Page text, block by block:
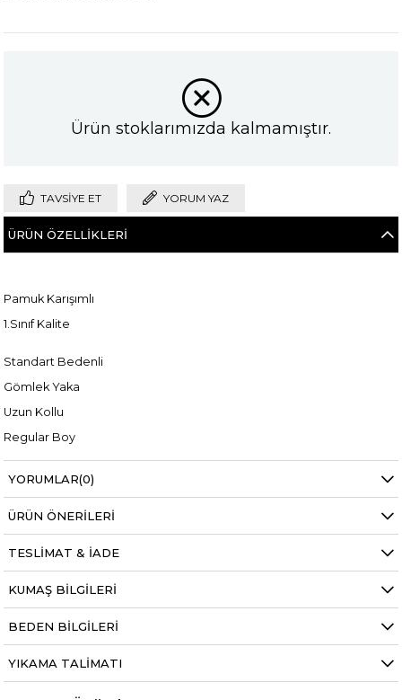
Ürün stoklarımızda kalmamıştır.
TAVSIYE ET YORUM YAZ
ÜRÜN ÖZELLIKLERI
Pamuk Karışımlı
1.Sınıf Kalite
Standart Bedenli
Gömlek Yaka
Uzun Kollu
Regular Boy
Manken ölçüleri ise;
Mankenimiz L beden giymiştir
Boy 1.68 cm
YORUMLAR(0)
ÜRÜN ÖNERILERI
TESLIMAT & İADE
KUMAŞ BILGILERI
BEDEN BILGILERI
YIKAMA TALIMATI